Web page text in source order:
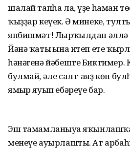
шалай тапһа ла, үҙе һаман
ҡыҙҙар кеүек. Ә минеке,
япбишмәт! Лырҡылдап әллә
Йәнә ҡаты ғына итеп ете
һәнәгенә йәбеште
булмай, әле салт-аяҙ көн
ямғыр яуып ебәреүе бар.
Эш тамамланыуға
менеүе ауырлашты. Ат